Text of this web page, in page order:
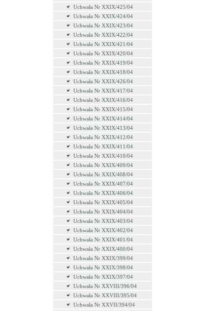
Uchwała Nr XXIX/425/04
Uchwała Nr XXIX/424/04
Uchwała Nr XXIX/423/04
Uchwała Nr XXIX/422/04
Uchwała Nr XXIX/421/04
Uchwała Nr XXIX/420/04
Uchwała Nr XXIX/419/04
Uchwała Nr XXIX/418/04
Uchwała Nr XXIX/426/04
Uchwała Nr XXIX/417/04
Uchwała Nr XXIX/416/04
Uchwała Nr XXIX/415/04
Uchwała Nr XXIX/414/04
Uchwała Nr XXIX/413/04
Uchwała Nr XXIX/412/04
Uchwała Nr XXIX/411/04
Uchwała Nr XXIX/410/04
Uchwała Nr XXIX/409/04
Uchwała Nr XXIX/408/04
Uchwała Nr XXIX/407/04
Uchwała Nr XXIX/406/04
Uchwała Nr XXIX/405/04
Uchwała Nr XXIX/404/04
Uchwała Nr XXIX/403/04
Uchwała Nr XXIX/402/04
Uchwała Nr XXIX/401/04
Uchwała Nr XXIX/400/04
Uchwała Nr XXIX/399/04
Uchwała Nr XXIX/398/04
Uchwała Nr XXIX/397/04
Uchwała Nr XXVIII/396/04
Uchwała Nr XXVIII/395/04
Uchwała Nr XXVII/394/04